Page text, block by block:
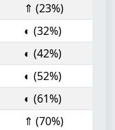
⇑ (23%)
◐ (32%)
◐ (42%)
◐ (52%)
◐ (61%)
⇑ (70%)